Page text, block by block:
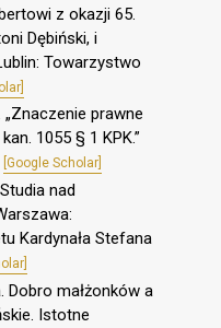
z okazji 65.
Dębiński, i
Towarzystwo
prawne
1055 § 1 KPK.”
[Google Scholar]
nad
Kardynała Stefana
Dobro małżonków a
Istotne